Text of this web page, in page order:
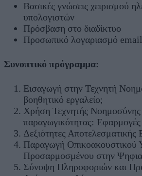
Βασικές γνώσεις χειρισμού
υπολογιστών
Πρόσβαση στο διαδίκτυο
Προσωπικό λογαριασμό email
Συνοπτικό πρόγραμμα:
Εισαγωγή στην Τεχνητή
βοηθητικό εργαλείο;
Χρήση Τεχνητής Νοημοσύνης
παραγωγικότητας:
Δεξιότητες Αποτελεσματικής
Παραγωγή Οπικοακουστικού
Προσαρμοσμένου στην
Σύνοψη Πληροφοριών και